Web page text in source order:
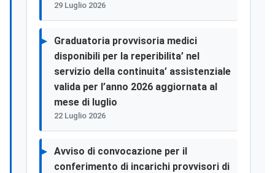
29 Luglio 2026
Graduatoria provvisoria medici
disponibili per la reperibilita’ nel
servizio della continuita’ assistenziale
valida per l’anno 2026 aggiornata al
mese di luglio
22 Luglio 2026
Avviso di convocazione per il
conferimento di incarichi provvisori di